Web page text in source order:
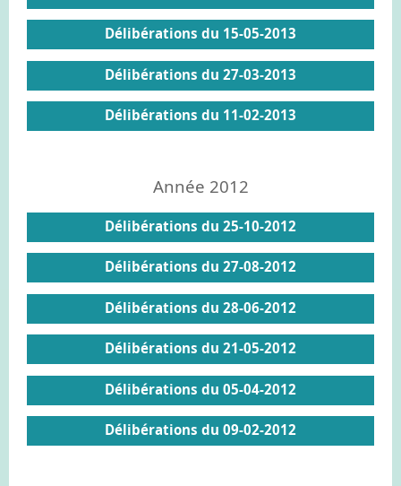
Délibérations du 15-05-2013
Délibérations du 27-03-2013
Délibérations du 11-02-2013
Année 2012
Délibérations du 25-10-2012
Délibérations du 27-08-2012
Délibérations du 28-06-2012
Délibérations du 21-05-2012
Délibérations du 05-04-2012
Délibérations du 09-02-2012